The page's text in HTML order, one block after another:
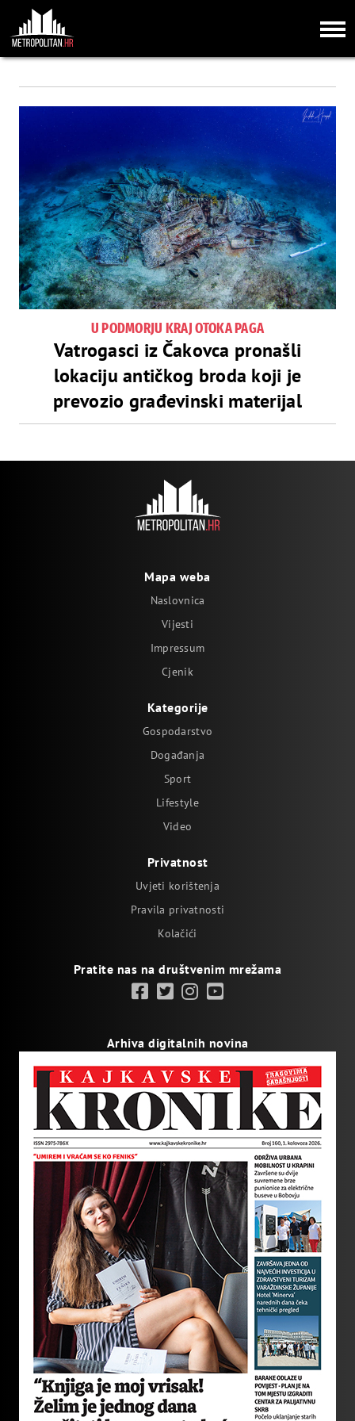
U PODMORJU KRAJ OTOKA PAGA
Vatrogasci iz Čakovca pronašli
lokaciju antičkog broda koji je
prevozio građevinski materijal
Mapa weba
Naslovnica
Vijesti
Impressum
Cjenik
Kategorije
Gospodarstvo
Događanja
Sport
Lifestyle
Video
Privatnost
Uvjeti korištenja
Pravila privatnosti
Kolačići
Pratite nas na društvenim mrežama
Arhiva digitalnih novina